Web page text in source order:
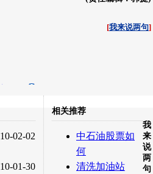
[我来说两句]
转发至： 白社会 百度i贴吧
10-02-02
10-01-30
相关推荐
中石油股票如
何
清洗加油站
我
来
说
两
句